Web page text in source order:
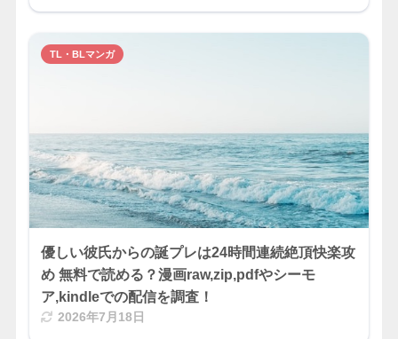
優しい彼氏からの誕プレは24時間連続絶頂快楽攻
め 無料で読める？漫画raw,zip,pdfやシーモ
ア,kindleでの配信を調査！
2026年7月18日
TL・BLマンガ